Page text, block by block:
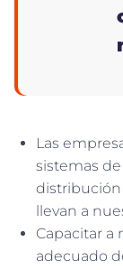
Las
sistemas
distribución
llevan a
Capacitar a
adecuado